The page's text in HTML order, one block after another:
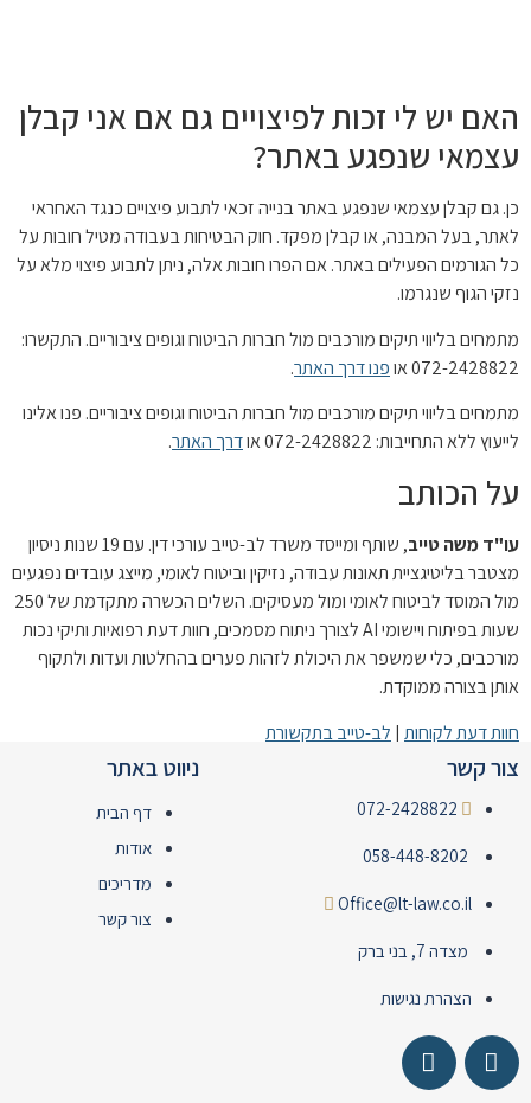
יש לי זכות לפיצויים גם אם אני קבלן
שנפגע באתר?
גם קבלן עצמאי שנפגע באתר בנייה זכאי לתבוע פיצויים כנגד האחראי
בעל המבנה, או קבלן מפקד. חוק הבטיחות בעבודה מטיל חובות על
הגורמים הפעילים באתר. אם הפרו חובות אלה, ניתן לתבוע פיצוי מלא על
הגוף שנגרמו.
בליווי תיקים מורכבים מול חברות הביטוח וגופים ציבוריים. התקשרו:
2428822 או
פנו דרך האתר.
בליווי תיקים מורכבים מול חברות הביטוח וגופים ציבוריים. פנו אלינו
ללא התחייבות: 072-2428822 או
דרך האתר.
הכותב
משה טייב
, שותף ומייסד משרד לב-טייב עורכי דין. עם 19 שנות ניסיון
בליטיגציית תאונות עבודה, נזיקין וביטוח לאומי, מייצג עובדים נפגעים
מול המוסד לביטוח לאומי ומול מעסיקים. השלים הכשרה מתקדמת של 250
שעות בפיתוח ויישומי AI לצורך ניתוח מסמכים, חוות דעת רפואיות ותיקי נכות
כלי שמשפר את היכולת לזהות פערים בהחלטות ועדות ולתקוף
בצורה ממוקדת.
דעת לקוחות|לב-טייב בתקשורת
קשר
072-2428822
058-448-8202
Office@lt-law.co.il
מצדה 7, בני ברק
הצהרת נגישות
ניווט באתר
דף הבית
אודות
מדריכים
צור קשר